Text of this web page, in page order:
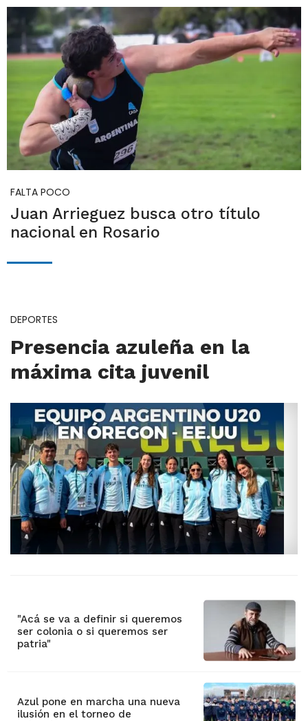
FALTA POCO
Juan Arrieguez busca otro título
nacional en Rosario
DEPORTES
Presencia azuleña en la
máxima cita juvenil
"Acá se va a definir si queremos
ser colonia o si queremos ser
patria"
Azul pone en marcha una nueva
ilusión en el torneo de